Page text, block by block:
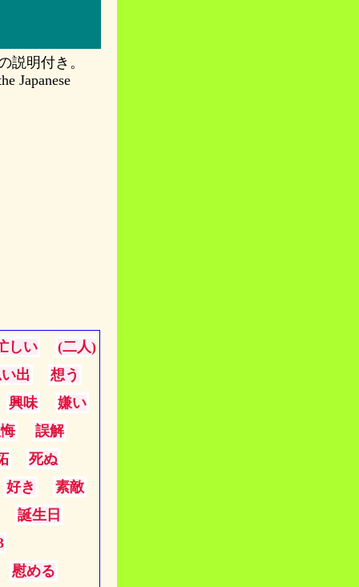
説明付き。
Japanese
しい
(二人)
出
想う
興味
嫌い
誤解
死ぬ
好き
素敵
誕生日
慰める